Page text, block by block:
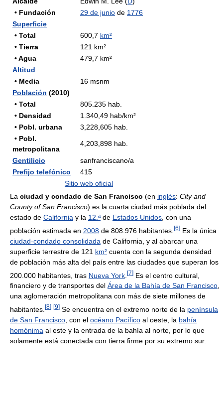
• Fundación
29 de junio de 1776
Superficie
• Total
600,7 km²
• Tierra
121 km²
• Agua
479,7 km²
Altitud
• Media
16 msnm
Población (2010)
• Total
805.235 hab.
• Densidad
1.340,49 hab/km²
• Pobl. urbana
3,228,605 hab.
• Pobl.
metropolitana
4,203,898 hab.
Gentilicio
sanfranciscano/a
Prefijo telefónico
415
Sitio web oficial
La ciudad y condado de San Francisco (en inglés: City and
County of San Francisco) es la cuarta ciudad más poblada del
estado de California y la 12.ªde Estados Unidos , con una
población estimada en 2008 de 808.976 habitantes. [6] Es la única
ciudad-condado consolidada de California, y al abarcar una
superficie terrestre de 121 km² cuenta con la segunda densidad
de población más alta del país entre las ciudades que superan los
200.000 habitantes, tras Nueva York [7] Es el centro cultural,
financiero y de transportes del Área de la Bahía de San Francisco,
una aglomeración metropolitana con más de siete millones de
habitantes. [8] [9] Se encuentra en el extremo norte de la península
de San Francisco , con el océano Pacífico al oeste, la bahía
homónima al este y la entrada de la bahía al norte, por lo que
solamente está conectada con tierra firme por su extremo sur.